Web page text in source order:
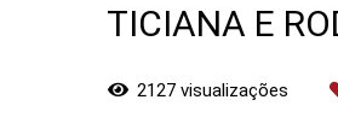
TICIANA E
2127visualizações